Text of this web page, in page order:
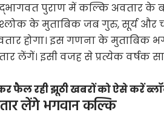
पुराण में कल्कि अवतार के
के मुताबिक जब गुरु, सूर्य और
होगा। इस गणना के मुताबिक
लेंगें। इसी वजह से प्रत्येक
फैल रही झूठी खबरों को ऐसे करें
लेंगे भगवान कल्कि